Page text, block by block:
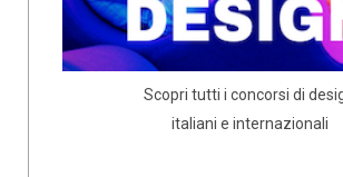
Scopri tutti i concorsi di
italiani e internazionali